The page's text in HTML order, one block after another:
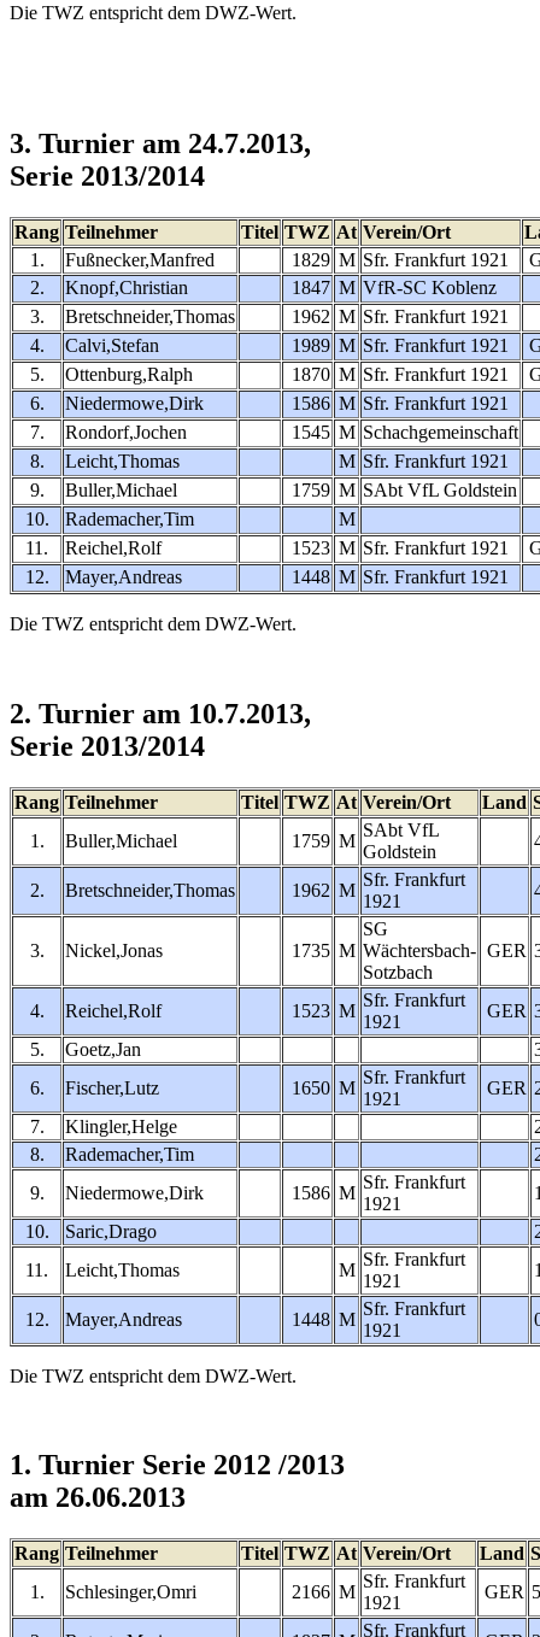
Die TWZ entspricht dem DWZ-Wert.
3. Turnier am 24.7.2013,
Serie 2013/2014
Rang Teilnehmer Titel TWZ At Verein/Ort
1.
Fußnecker,Manfred 1829 M Sfr. Frankfurt 1921
2.
Knopf,Christian 1847 M VfR-SC Koblenz
3.
Bretschneider,Thomas 1962 M Sfr. Frankfurt 1921
4.
Calvi,Stefan 1989 M Sfr. Frankfurt 1921
5.
Ottenburg,Ralph 1870 M Sfr. Frankfurt 1921
6.
Niedermowe,Dirk 1586 M Sfr. Frankfurt 1921
7.
Rondorf,Jochen 1545 M Schachgemeinschaft
8.
Leicht,Thomas M Sfr. Frankfurt 1921
9.
Buller,Michael 1759 M SAbt VfL Goldstein
10.
Rademacher,Tim
M
11.
Reichel,Rolf 1523 M Sfr. Frankfurt 1921
12.
Mayer,Andreas 1448 M Sfr. Frankfurt 1921
Die TWZ entspricht dem DWZ-Wert.
2. Turnier am 10.7.2013,
Serie 2013/2014
Rang Teilnehmer Titel TWZ At Verein/Ort Land
1.
Buller,Michael 1759 M
SAbt VfL
Goldstein
2. Bretschneider,Thomas 1962 M
Sfr. Frankfurt
1921
3. Nickel,Jonas 1735 M
SG
Wächtersbach-
Sotzbach
GER
4. Reichel,Rolf 1523 M
Sfr. Frankfurt
1921
GER
5.
Goetz,Jan
6.
Fischer,Lutz 1650 M
Sfr. Frankfurt
1921
GER
7.
Klingler,Helge
8.
Rademacher,Tim
9.
Niedermowe,Dirk 1586 M
Sfr. Frankfurt
1921
10.
Saric,Drago
11.
Leicht,Thomas M
Sfr. Frankfurt
1921
12. Mayer,Andreas 1448 M
Sfr. Frankfurt
1921
Die TWZ entspricht dem DWZ-Wert.
1. Turnier Serie 2012 /2013
am 26.06.2013
Rang Teilnehmer Titel TWZ At Verein/Ort Land S
1.
Schlesinger,Omri 2166 M
Sfr. Frankfurt
1921
GER 5
Sfr. Frankfurt